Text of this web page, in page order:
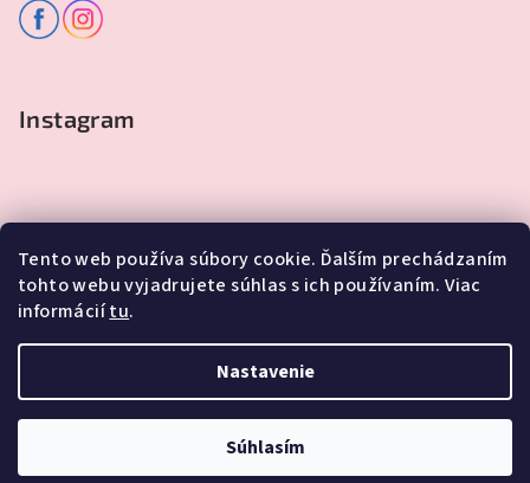
Tento web používa súbory cookie. Ďalším prechádzaním
tohto webu vyjadrujete súhlas s ich používaním. Viac
informáciítu.
Nastavenie
Súhlasím
Instagram
Sledovať na Instagrame
Vytvoril Shoptet